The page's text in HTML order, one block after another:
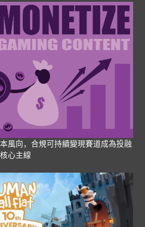
風向，合規可持續變現賽道成為投融
心主線